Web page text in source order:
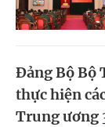
Đảng Bộ Bộ
thực hiện
Trung ương